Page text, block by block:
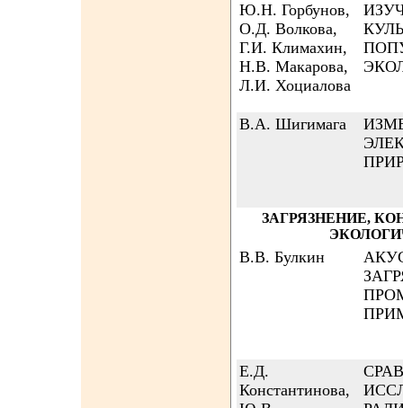
Ю.Н. Горбунов,
О.Д. Волкова,
Г.И. Климахин,
Н.В. Макарова,
Л.И. Хоциалова
В.А. Шигимага
ЗАГРЯЗНЕНИЕ,
В.В. Булкин
Е.Д.
Константинова,